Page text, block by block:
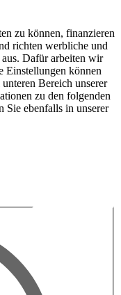
zu können, finanzieren
richten werbliche und
Dafür arbeiten wir
Einstellungen können
Bereich unserer
zu den folgenden
Sie ebenfalls in unserer